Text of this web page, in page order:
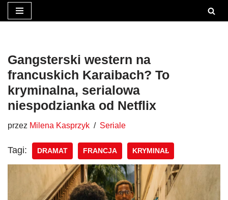
treści
Gangsterski western na
francuskich Karaibach? To
kryminalna, serialowa
niespodzianka od Netflix
przez Milena Kasprzyk Seriale
Tagi: DRAMAT FRANCJA KRYMINAŁ